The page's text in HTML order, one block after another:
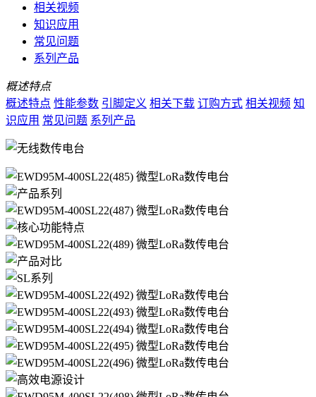
相关视频
知识应用
常见问题
系列产品
概述特点
概述特点 性能参数 引脚定义 相关下载 订购方式 相关视频 知
识应用 常见问题 系列产品